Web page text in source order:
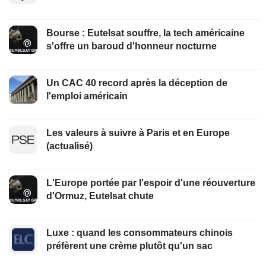
Bourse : Eutelsat souffre, la tech américaine
s'offre un baroud d'honneur nocturne
Un CAC 40 record après la déception de
l'emploi américain
Les valeurs à suivre à Paris et en Europe
(actualisé)
L'Europe portée par l'espoir d'une réouverture
d'Ormuz, Eutelsat chute
Luxe : quand les consommateurs chinois
préfèrent une crème plutôt qu'un sac